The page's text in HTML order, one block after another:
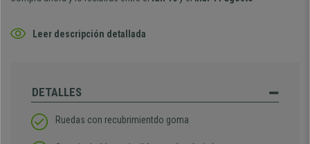
Leer descripción detallada
DETALLES
Ruedas con recubrimientdo goma